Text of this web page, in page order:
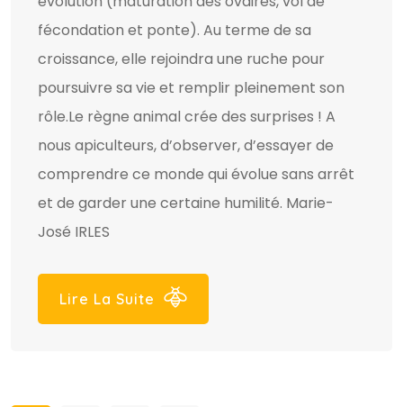
fécondation et ponte). Au terme de sa
croissance, elle rejoindra une ruche pour
poursuivre sa vie et remplir pleinement son
rôle.Le règne animal crée des surprises ! A
nous apiculteurs, d’observer, d’essayer de
comprendre ce monde qui évolue sans arrêt
et de garder une certaine humilité. Marie-
José IRLES
Lire La Suite